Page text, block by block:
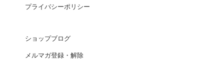
プライバシーポリシー
ショップブログ
メルマガ登録・解除